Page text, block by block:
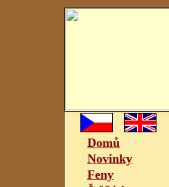
Domů
Novinky
Feny